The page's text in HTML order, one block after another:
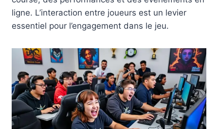
ligne. L’interaction entre joueurs est un levier
essentiel pour l’engagement dans le jeu.